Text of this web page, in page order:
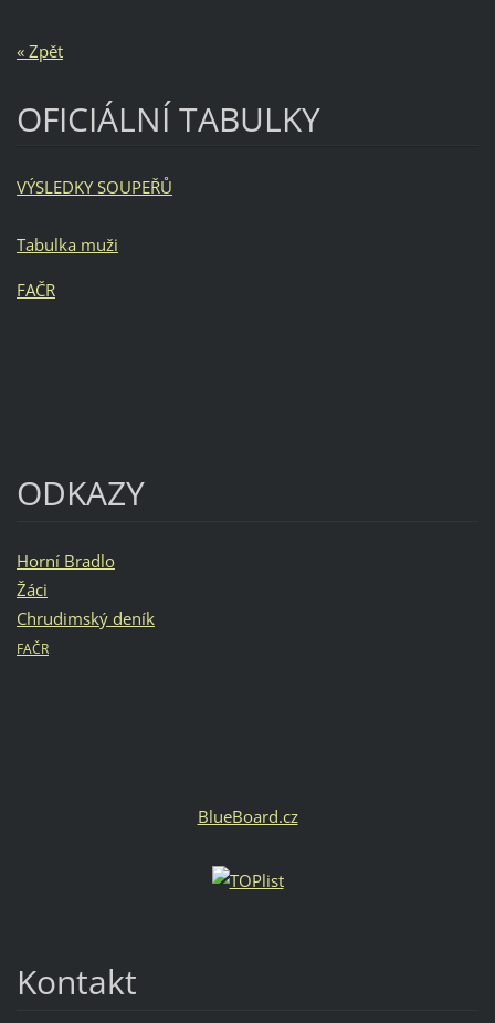
« Zpět
OFICIÁLNÍ TABULKY
VÝSLEDKY SOUPEŘŮ
Tabulka muži
FAČR
ODKAZY
Horní Bradlo
Žáci
Chrudimský deník
FAČR
BlueBoard.cz
Kontakt